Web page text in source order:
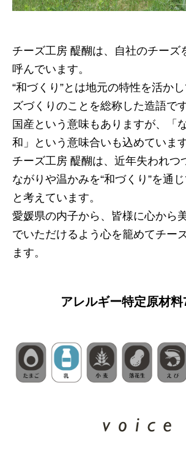
チーズ工房 醍醐は、自社のチーズ
呼んでいます。
“和づくり”とは地元の特性を活か
ズづくりのことを総称した造語です
国産という意味もありますが、「
和」という意味合いも込めています
チーズ工房 醍醐は、近年失われつ
ながりや温かみを“和づくり”を通
と考えています。
愛媛県の内子から、皆様に心から
でいただけるよう心を籠めてチー
ます。
アレルギー特定原材料